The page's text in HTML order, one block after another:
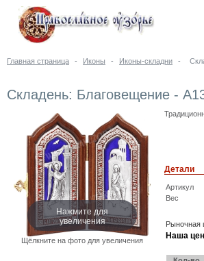
Главная страница - Иконы - Иконы-складни -
Складень: Благовещение -
Нажмите для
увеличения
Щёлкните на фото для увеличения
Детали
Артикул
Вес
Рыночная
Наша